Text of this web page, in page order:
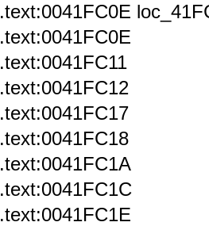
.text:0041FC0E
.text:0041FC0E
.text:0041FC11
.text:0041FC12
.text:0041FC17
.text:0041FC18
.text:0041FC1A
.text:0041FC1C
.text:0041FC1E